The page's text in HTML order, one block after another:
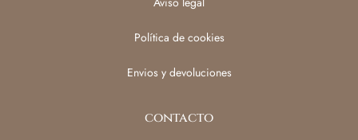
Política de cookies
Envios y devoluciones
contacto